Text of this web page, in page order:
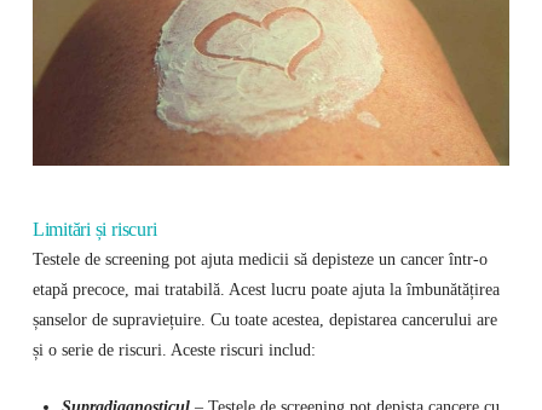
Limitări și riscuri
Testele de screening pot ajuta medicii să depisteze un cancer într-o
etapă precoce, mai tratabilă. Acest lucru poate ajuta la îmbunătățirea
șanselor de supraviețuire. Cu toate acestea, depistarea cancerului are
și o serie de riscuri. Aceste riscuri includ: